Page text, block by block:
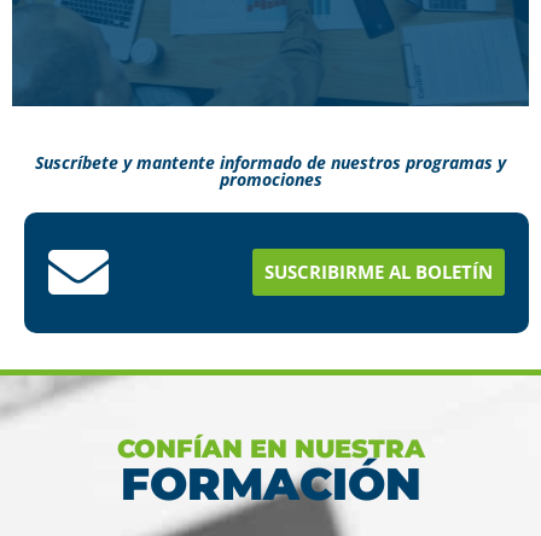
estudios en menos tiempo
Suscríbete y mantente informado de nuestros programas y
promociones
SUSCRIBIRME AL BOLETÍN
CONFÍAN EN NUESTRA
FORMACIÓN